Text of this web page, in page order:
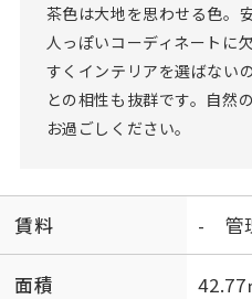
茶色は大地を思わせる色。
人っぽいコーディネートに
すくインテリアを選ばない
との相性も抜群です。自然
お過ごしください。
賃料 - 管
面積 42.77